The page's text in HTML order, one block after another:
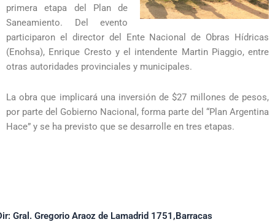
primera etapa del Plan de
Saneamiento. Del evento
participaron el director del Ente Nacional de Obras Hídricas
(Enohsa), Enrique Cresto y el intendente Martin Piaggio, entre
otras autoridades provinciales y municipales.
La obra que implicará una inversión de $27 millones de pesos,
por parte del Gobierno Nacional, forma parte del “Plan Argentina
Hace” y se ha previsto que se desarrolle en tres etapas.
Gral. Gregorio Araoz de Lamadrid 1751,Barracas